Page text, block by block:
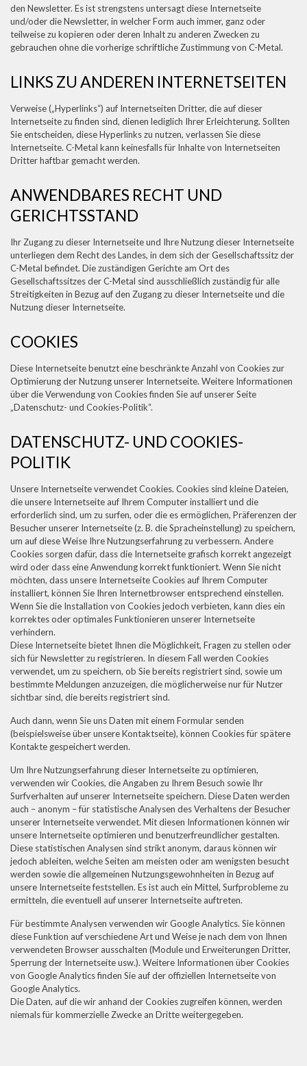
den Newsletter. Es ist strengstens untersagt diese Internetseite
und/oder die Newsletter, in welcher Form auch immer, ganz oder
teilweise zu kopieren oder deren Inhalt zu anderen Zwecken zu
gebrauchen ohne die vorherige schriftliche Zustimmung von C-Metal.
LINKS ZU ANDEREN INTERNETSEITEN
Verweise („Hyperlinks“) auf Internetseiten Dritter, die auf dieser
Internetseite zu finden sind, dienen lediglich Ihrer Erleichterung. Sollten
Sie entscheiden, diese Hyperlinks zu nutzen, verlassen Sie diese
Internetseite. C-Metal kann keinesfalls für Inhalte von Internetseiten
Dritter haftbar gemacht werden.
ANWENDBARES RECHT UND
GERICHTSSTAND
Ihr Zugang zu dieser Internetseite und Ihre Nutzung dieser Internetseite
unterliegen dem Recht des Landes, in dem sich der Gesellschaftssitz der
C-Metal befindet. Die zuständigen Gerichte am Ort des
Gesellschaftssitzes der C-Metal sind ausschließlich zuständig für alle
Streitigkeiten in Bezug auf den Zugang zu dieser Internetseite und die
Nutzung dieser Internetseite.
COOKIES
Diese Internetseite benutzt eine beschränkte Anzahl von Cookies zur
Optimierung der Nutzung unserer Internetseite. Weitere Informationen
über die Verwendung von Cookies finden Sie auf unserer Seite
„Datenschutz- und Cookies-Politik“.
DATENSCHUTZ- UND COOKIES-
POLITIK
Unsere Internetseite verwendet Cookies. Cookies sind kleine Dateien,
die unsere Internetseite auf Ihrem Computer installiert und die
erforderlich sind, um zu surfen, oder die es ermöglichen, Präferenzen der
Besucher unserer Internetseite (z. B. die Spracheinstellung) zu speichern,
um auf diese Weise Ihre Nutzungserfahrung zu verbessern. Andere
Cookies sorgen dafür, dass die Internetseite grafisch korrekt angezeigt
wird oder dass eine Anwendung korrekt funktioniert. Wenn Sie nicht
möchten, dass unsere Internetseite Cookies auf Ihrem Computer
installiert, können Sie Ihren Internetbrowser entsprechend einstellen.
Wenn Sie die Installation von Cookies jedoch verbieten, kann dies ein
korrektes oder optimales Funktionieren unserer Internetseite
verhindern.
Diese Internetseite bietet Ihnen die Möglichkeit, Fragen zu stellen oder
sich für Newsletter zu registrieren. In diesem Fall werden Cookies
verwendet, um zu speichern, ob Sie bereits registriert sind, sowie um
bestimmte Meldungen anzuzeigen, die möglicherweise nur für Nutzer
sichtbar sind, die bereits registriert sind.
Auch dann, wenn Sie uns Daten mit einem Formular senden
(beispielsweise über unsere Kontaktseite), können Cookies für spätere
Kontakte gespeichert werden.
Um Ihre Nutzungserfahrung dieser Internetseite zu optimieren,
verwenden wir Cookies, die Angaben zu Ihrem Besuch sowie Ihr
Surfverhalten auf unserer Internetseite speichern. Diese Daten werden
auch – anonym – für statistische Analysen des Verhaltens der Besucher
unserer Internetseite verwendet. Mit diesen Informationen können wir
unsere Internetseite optimieren und benutzerfreundlicher gestalten.
Diese statistischen Analysen sind strikt anonym, daraus können wir
jedoch ableiten, welche Seiten am meisten oder am wenigsten besucht
werden sowie die allgemeinen Nutzungsgewohnheiten in Bezug auf
unsere Internetseite feststellen. Es ist auch ein Mittel, Surfprobleme zu
ermitteln, die eventuell auf unserer Internetseite auftreten.
Für bestimmte Analysen verwenden wir Google Analytics. Sie können
diese Funktion auf verschiedene Art und Weise je nach dem von Ihnen
verwendeten Browser ausschalten (Module und Erweiterungen Dritter,
Sperrung der Internetseite usw.). Weitere Informationen über Cookies
von Google Analytics finden Sie auf der offiziellen Internetseite von
Google Analytics.
Die Daten, auf die wir anhand der Cookies zugreifen können, werden
niemals für kommerzielle Zwecke an Dritte weitergegeben.